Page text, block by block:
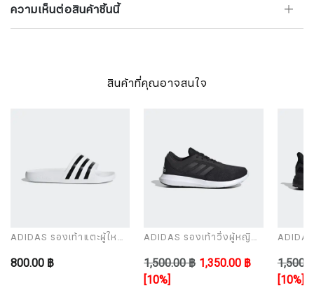
ความเห็นต่อสินค้าชิ้นนี้
สินค้าที่คุณอาจสนใจ
ADIDAS รองเท้าแตะผู้ใหญ่
800.00 ฿
ADIDAS รองเท้าวิ่งผู้หญิง
1,500.00 ฿ 1,350.00 ฿
[10%]
[10%]